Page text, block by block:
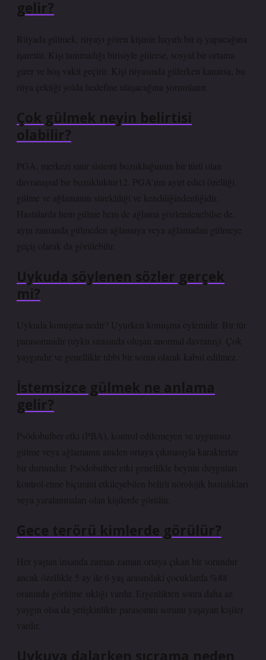
gelir?
Rüyada gülmek, rüyayı gören kişinin hayırlı bir iş yapacağına
işarettir. Kişi tanımadığı birisiyle gülerse, sosyal bir ortama
girer ve hoş vakit geçirir. Kişi rüyasında gülerken kanarsa, bu
rüya çektiği yolda hedefine ulaşacağına yorumlanır.
Çok gülmek neyin belirtisi
olabilir?
PGA, merkezi sinir sistemi bozukluğunun bir türü olan
davranışsal bir bozukluktur12. PGA’nın ayırt edici özelliği,
gülme ve ağlamanın sürekliliği ve kendiliğindenliğidir.
Hastalarda hem gülme hem de ağlama gözlemlenebilse de,
aynı zamanda gülmeden ağlamaya veya ağlamadan gülmeye
geçiş olarak da görülebilir.
Uykuda söylenen sözler gerçek
mi?
Uykuda konuşma nedir? Uyurken konuşma eylemidir. Bir tür
parasomnidir (uyku sırasında oluşan anormal davranış). Çok
yaygındır ve genellikle tıbbi bir sorun olarak kabul edilmez.
İstemsizce gülmek ne anlama
gelir?
Psödobulber etki (PBA), kontrol edilemeyen ve uygunsuz
gülme veya ağlamanın aniden ortaya çıkmasıyla karakterize
bir durumdur. Psödobulber etki genellikle beynin duyguları
kontrol etme biçimini etkileyebilen belirli nörolojik hastalıkları
veya yaralanmaları olan kişilerde görülür.
Gece terörü kimlerde görülür?
Her yaştan insanda zaman zaman ortaya çıkan bir sorundur
ancak özellikle 5 ay ile 6 yaş arasındaki çocuklarda %88
oranında görülme sıklığı vardır. Ergenlikten sonra daha az
yaygın olsa da yetişkinlikte parasomni sorunu yaşayan kişiler
vardır.
Uykuya dalarken sıçrama neden